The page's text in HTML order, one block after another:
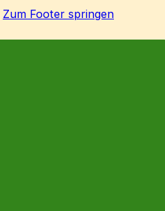
Zum Footer springen